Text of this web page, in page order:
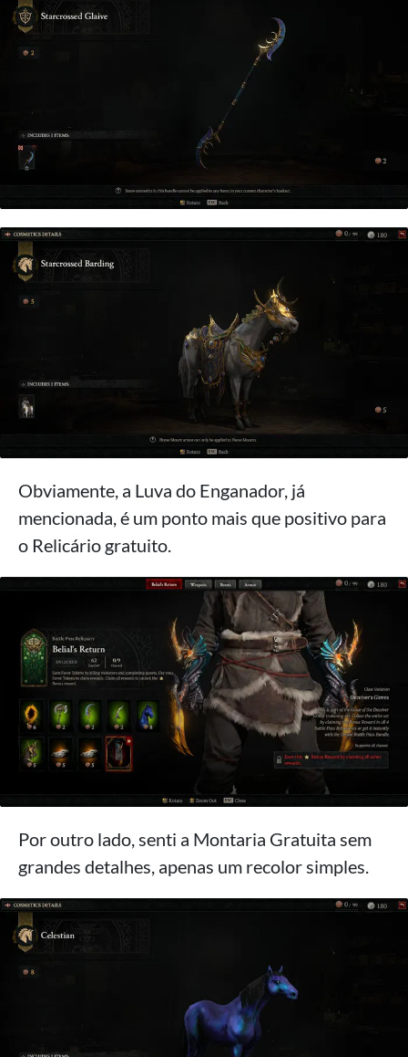
Obviamente, a Luva do Enganador, já
mencionada, é um ponto mais que positivo para
o Relicário gratuito.
Por outro lado, senti a Montaria Gratuita sem
grandes detalhes, apenas um recolor simples.